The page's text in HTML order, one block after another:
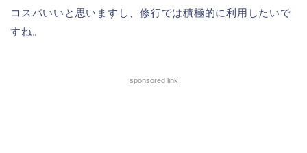
コスパいいと思いますし、修行では積極的に利用したいで
すね。
sponsored link